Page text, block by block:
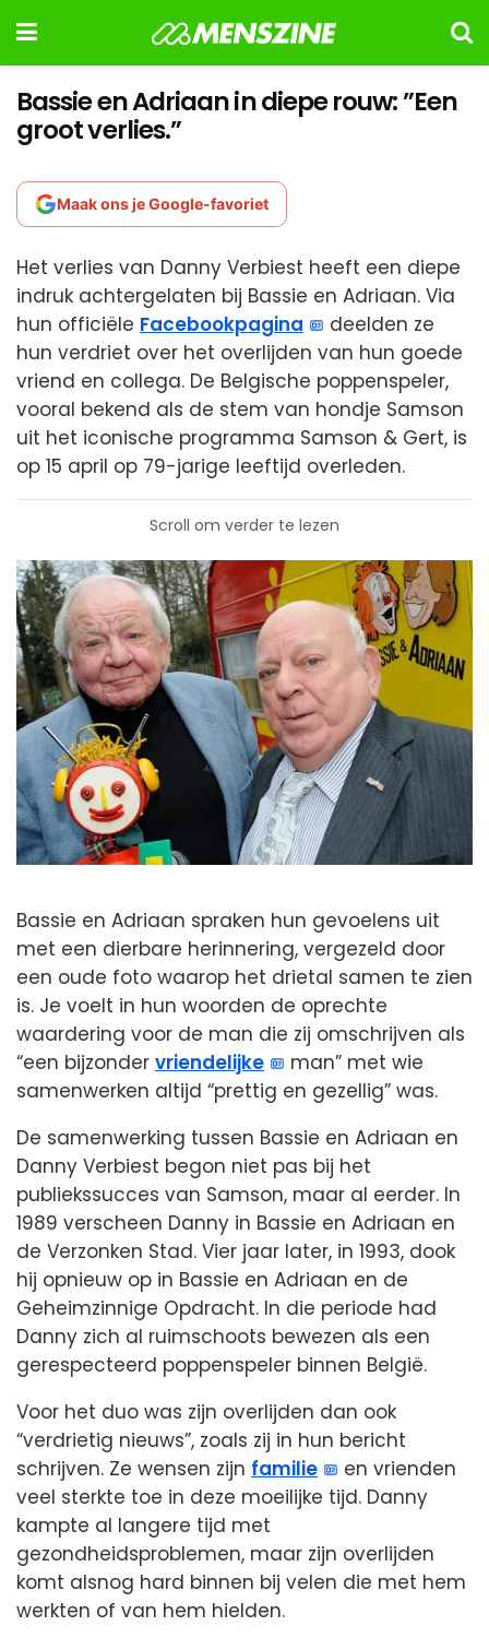
Bassie en Adriaan in diepe rouw: ”Een
groot verlies.”
Maak ons je Google-favoriet
Het verlies van Danny Verbiest heeft een diepe
indruk achtergelaten bij Bassie en Adriaan. Via
hun officiële Facebookpagina
deelden ze
hun verdriet over het overlijden van hun goede
vriend en collega. De Belgische poppenspeler,
vooral bekend als de stem van hondje Samson
uit het iconische programma Samson & Gert, is
op 15 april op 79-jarige leeftijd overleden.
Scroll om verder te lezen
Bassie en Adriaan spraken hun gevoelens uit
met een dierbare herinnering, vergezeld door
een oude foto waarop het drietal samen te zien
is. Je voelt in hun woorden de oprechte
waardering voor de man die zij omschrijven als
“een bijzonder vriendelijke
man” met wie
samenwerken altijd “prettig en gezellig” was.
De samenwerking tussen Bassie en Adriaan en
Danny Verbiest begon niet pas bij het
publiekssucces van Samson, maar al eerder. In
1989 verscheen Danny in Bassie en Adriaan en
de Verzonken Stad. Vier jaar later, in 1993, dook
hij opnieuw op in Bassie en Adriaan en de
Geheimzinnige Opdracht. In die periode had
Danny zich al ruimschoots bewezen als een
gerespecteerd poppenspeler binnen België.
Voor het duo was zijn overlijden dan ook
“verdrietig nieuws”, zoals zij in hun bericht
schrijven. Ze wensen zijn familie
en vrienden
veel sterkte toe in deze moeilijke tijd. Danny
kampte al langere tijd met
gezondheidsproblemen, maar zijn overlijden
komt alsnog hard binnen bij velen die met hem
werkten of van hem hielden.